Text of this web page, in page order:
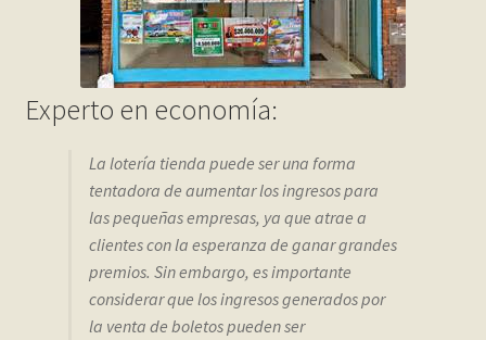
Frequently Questions
Home shop 2 – restaurant
Home shop 3 – organic
Home shop 4 – wine
Experto en economía:
La lotería tienda puede ser una forma
tentadora de aumentar los ingresos para
las pequeñas empresas, ya que atrae a
clientes con la esperanza de ganar grandes
premios. Sin embargo, es importante
considerar que los ingresos generados por
la venta de boletos pueden ser